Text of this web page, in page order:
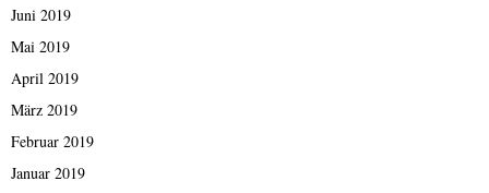
Juni 2019
Mai 2019
April 2019
März 2019
Februar 2019
Januar 2019